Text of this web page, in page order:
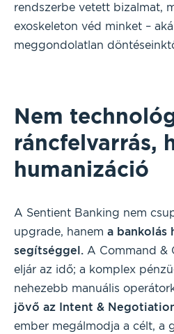
rendszerbe vetett bizalmat,
exoskeleton véd minket –
meggondolatlan
Nem
ráncfelvarrás,
humanizáció
A Sentient Banking nem
upgrade, hanem a bankolás
segítséggel. A Command &
eljár az idő; a komplex
nehezebb manuális
jövő az Intent &
ember megálmodja a célt, a